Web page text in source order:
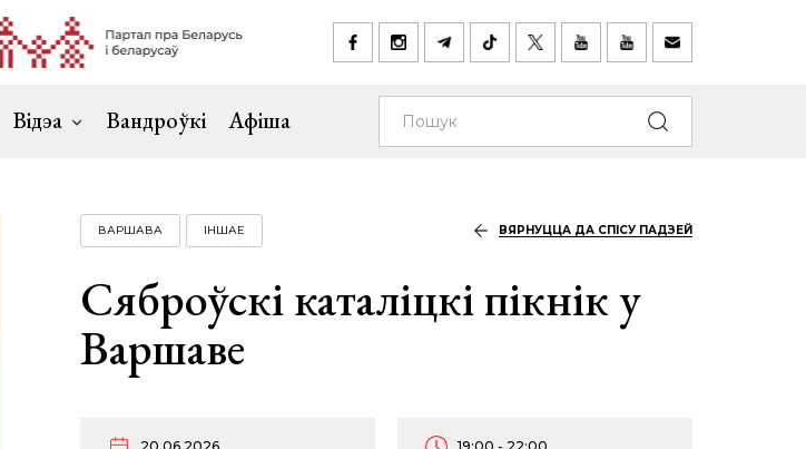
Відэа Вандроўкі Афіша
ВАРШАВА ІНШАЕ ВЯРНУЦЦА ДА СПІСУ ПАДЗЕЙ
Сяброўскі каталіцкі пікнік у
Варшаве